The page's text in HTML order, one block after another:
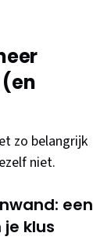
zo belangrijk
niet.
een
klus